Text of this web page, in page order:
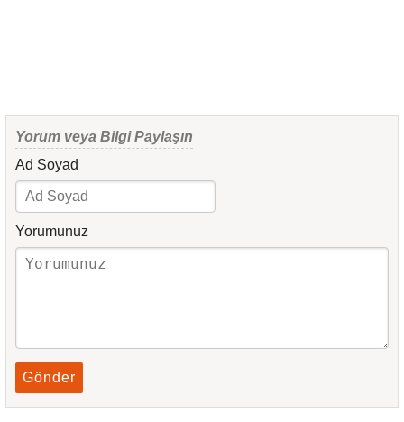
Yorum veya Bilgi Paylaşın
Ad Soyad
Yorumunuz
Gönder